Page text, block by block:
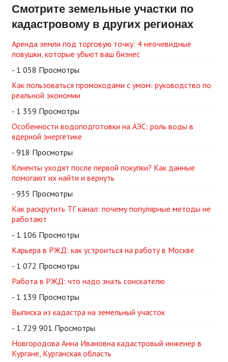
Смотрите земельные участки по
кадастровому в других регионах
Аренда земли под торговую точку: 4 неочевидные
ловушки, которые убьют ваш бизнес
- 1 058 Просмотры
Как пользоваться промокодами с умом: руководство по
реальной экономии
- 1 359 Просмотры
Особенности водоподготовки на АЭС: роль воды в
ядерной энергетике
- 918 Просмотры
Клиенты уходят после первой покупки? Как данные
помогают их найти и вернуть
- 935 Просмотры
Как раскрутить ТГ канал: почему популярные методы не
работают
- 1 106 Просмотры
Карьера в РЖД: как устроиться на работу в Москве
- 1 072 Просмотры
Работа в РЖД: что надо знать соискателю
- 1 139 Просмотры
Выписка из кадастра на земельный участок
- 1 729 901 Просмотры
Новгородова Анна Ивановна кадастровый инженер в
Кургане, Курганская область